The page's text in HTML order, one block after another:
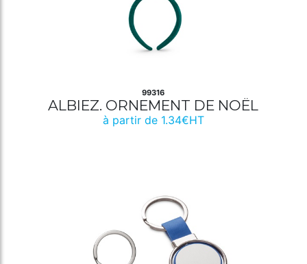
99316
ALBIEZ. ORNEMENT DE NOËL
à partir de 1.34€HT